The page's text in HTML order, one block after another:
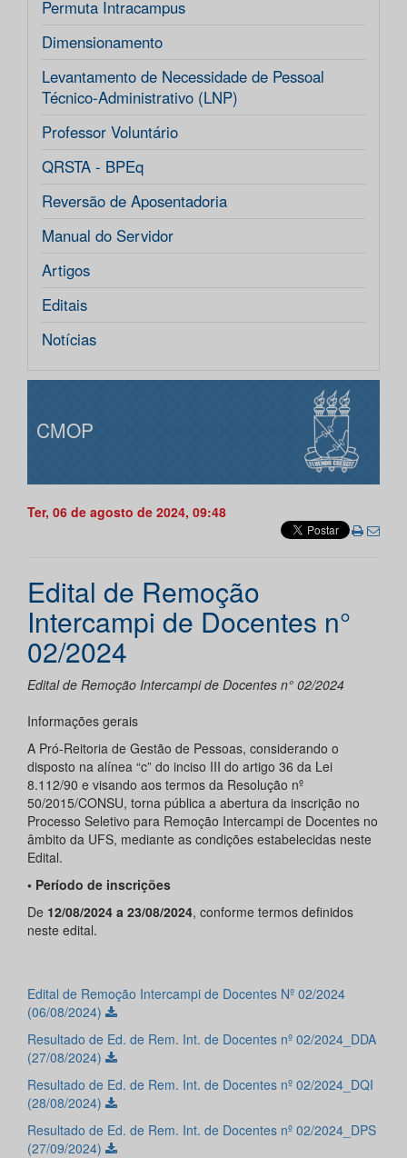
Permuta Intracampus
Dimensionamento
Levantamento de Necessidade de Pessoal
Técnico-Administrativo (LNP)
Professor Voluntário
QRSTA - BPEq
Reversão de Aposentadoria
Manual do Servidor
Artigos
Editais
Notícias
CMOP
Ter, 06 de agosto de 2024, 09:48
Edital de Remoção
Intercampi de Docentes n°
02/2024
Edital de Remoção Intercampi de Docentes n° 02/2024
Informações gerais
A Pró-Reitoria de Gestão de Pessoas, considerando o
disposto na alínea “c” do inciso III do artigo 36 da Lei
8.112/90 e visando aos termos da Resolução nº
50/2015/CONSU, torna pública a abertura da inscrição no
Processo Seletivo para Remoção Intercampi de Docentes no
âmbito da UFS, mediante as condições estabelecidas neste
Edital.
• Período de inscrições
De 12/08/2024 a 23/08/2024, conforme termos definidos
neste edital.
Edital de Remoção Intercampi de Docentes Nº 02/2024
(06/08/2024)
Resultado de Ed. de Rem. Int. de Docentes nº 02/2024_DDA
(27/08/2024)
Resultado de Ed. de Rem. Int. de Docentes nº 02/2024_DQI
(28/08/2024)
Resultado de Ed. de Rem. Int. de Docentes nº 02/2024_DPS
(27/09/2024)